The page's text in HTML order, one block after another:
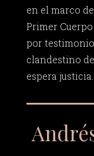
en el marco
Primer
por
clandestino
espera